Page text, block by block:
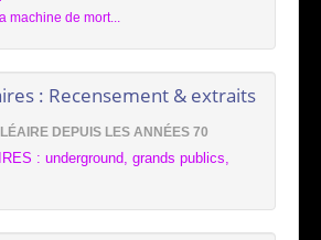
machine de mort...
: Recensement & extraits
DEPUIS LES ANNÉES 70
: underground, grands publics,